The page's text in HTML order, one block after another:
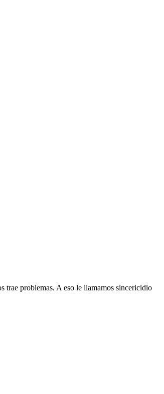
trae problemas. A eso le llamamos sincericidio